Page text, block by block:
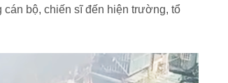
bộ, chiến sĩ đến hiện trường, tổ